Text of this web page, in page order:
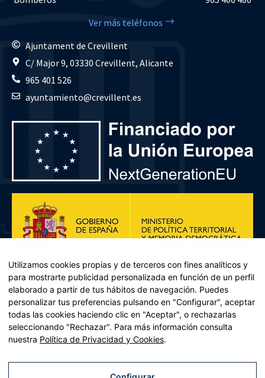
Ver más teléfonos
Ajuntament de Crevillent
C/ Major 9, 03330 Crevillent, Alicante
965 401 526
ayuntamiento@crevillent.es
Plan de Recuperación, Transformación y Resiliencia – Financiado por
Recuperación y resiliencia, establecido por el Reglamento (UE)
2021/241 del Parlamento Europeo y del Consejo, de 12 de febrero
Utilizamos cookies propias y de terceros con fines analíticos y
para mostrarte publicidad personalizada en función de un perfil
elaborado a partir de tus hábitos de navegación. Puedes
personalizar tus preferencias pulsando en "Configurar", aceptar
todas las cookies haciendo clic en "Aceptar", o rechazarlas
seleccionando "Rechazar". Para más información consulta
nuestra Política de Privacidad y Cookies.